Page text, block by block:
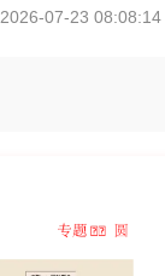
2026-07-23 08:08:14